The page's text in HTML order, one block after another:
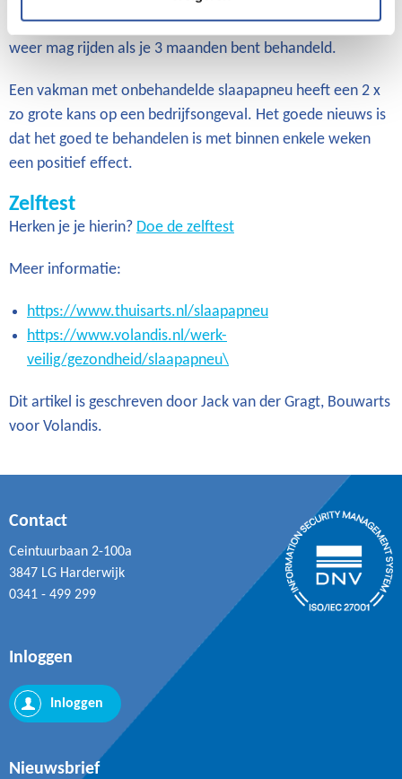
deelnemen bij meer dan 15 ademstops per nacht, en pas
weer mag rijden als je 3 maanden bent behandeld.
Een vakman met onbehandelde slaapapneu heeft een 2 x
zo grote kans op een bedrijfsongeval. Het goede nieuws is
dat het goed te behandelen is met binnen enkele weken
een positief effect.
Zelftest
Herken je je hierin? Doe de zelftest
Meer informatie:
https://www.thuisarts.nl/slaapapneu
https://www.volandis.nl/werk-
veilig/gezondheid/slaapapneu\
Dit artikel is geschreven door Jack van der Gragt, Bouwarts
voor Volandis.
Contact
Ceintuurbaan 2-100a
3847 LG Harderwijk
0341 - 499 299
Nieuwsbrief
Inloggen
Inloggen